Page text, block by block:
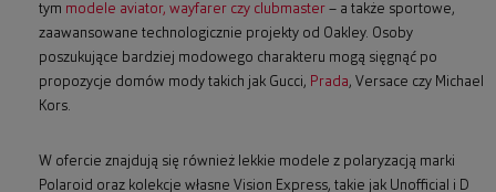
tym modele aviator, wayfarer czy clubmaster – a także sportowe,
zaawansowane technologicznie projekty od Oakley. Osoby
poszukujące bardziej modowego charakteru mogą sięgnąć po
propozycje domów mody takich jak Gucci, Prada, Versace czy Michael
Kors.
W ofercie znajdują się również lekkie modele z polaryzacją marki
Polaroid oraz kolekcje własne Vision Express, takie jak Unofficial i D